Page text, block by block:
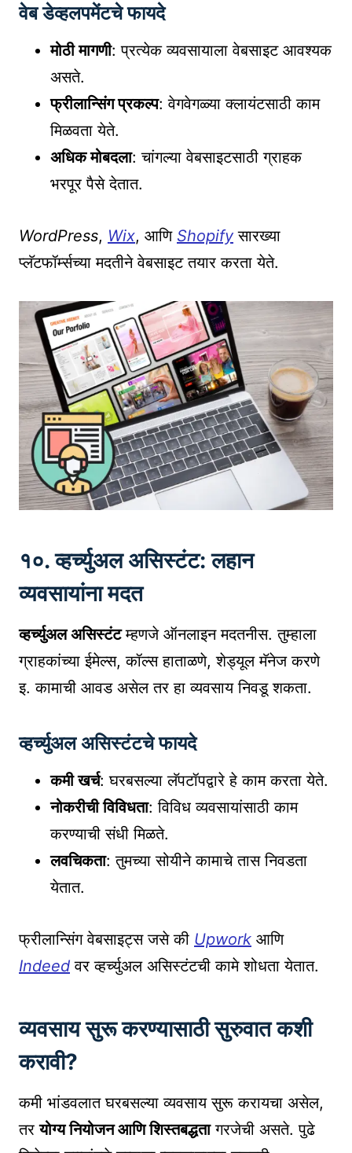
वेब डेव्हलपमेंटचे फायदे
मोठी मागणी: प्रत्येक व्यवसायाला वेबसाइट आवश्यक
असते.
फ्रीलान्सिंग प्रकल्प: वेगवेगळ्या क्लायंटसाठी काम
मिळवता येते.
अधिक मोबदला: चांगल्या वेबसाइटसाठी ग्राहक
भरपूर पैसे देतात.
WordPress, Wix, आणि Shopifyसारख्या
प्लॅटफॉर्म्सच्या मदतीने वेबसाइट तयार करता येते.
१०. व्हर्च्युअल असिस्टंट: लहान
व्यवसायांना मदत
व्हर्च्युअल असिस्टंटम्हणजे ऑनलाइन मदतनीस. तुम्हाला
ग्राहकांच्या ईमेल्स, कॉल्स हाताळणे, शेड्यूल मॅनेज करणे
इ. कामाची आवड असेल तर हा व्यवसाय निवडू शकता.
व्हर्च्युअल असिस्टंटचे फायदे
कमी खर्च: घरबसल्या लॅपटॉपद्वारे हे काम करता येते.
नोकरीची विविधता: विविध व्यवसायांसाठी काम
करण्याची संधी मिळते.
लवचिकता: तुमच्या सोयीने कामाचे तास निवडता
येतात.
फ्रीलान्सिंग वेबसाइट्स जसे की Upwork आणि
Indeed वर व्हर्च्युअल असिस्टंटची कामे शोधता येतात.
व्यवसाय सुरू करण्यासाठी सुरुवात कशी
करावी?
कमी भांडवलात घरबसल्या व्यवसाय सुरू करायचा असेल,
तरयोग्य नियोजन आणि शिस्तबद्धतागरजेची असते. पुढे